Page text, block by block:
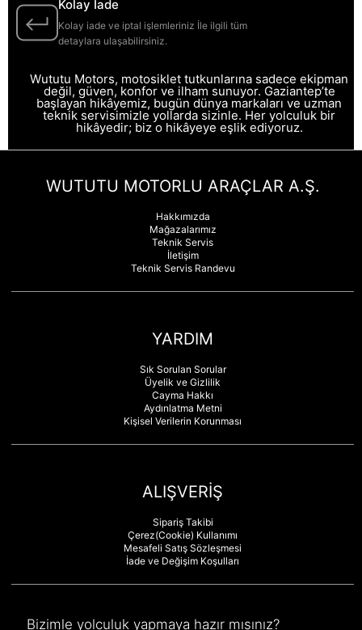
Kolay İade
Kolay iade ve iptal işlemleriniz İle ilgili tüm
detaylara ulaşabilirsiniz.
Wututu Motors, motosiklet tutkunlarına sadece ekipman
değil, güven, konfor ve ilham sunuyor. Gaziantep’te
başlayan hikâyemiz, bugün dünya markaları ve uzman
teknik servisimizle yollarda sizinle. Her yolculuk bir
hikâyedir; biz o hikâyeye eşlik ediyoruz.
WUTUTU MOTORLU ARAÇLAR A.Ş.
Hakkımızda
Mağazalarımız
Teknik Servis
İletişim
Teknik Servis Randevu
YARDIM
Sık Sorulan Sorular
Üyelik ve Gizlilik
Cayma Hakkı
Aydınlatma Metni
Kişisel Verilerin Korunması
ALIŞVERİŞ
Sipariş Takibi
Çerez(Cookie) Kullanımı
Mesafeli Satış Sözleşmesi
İade ve Değişim Koşulları
Bizimle yolculuk yapmaya hazır mısınız?